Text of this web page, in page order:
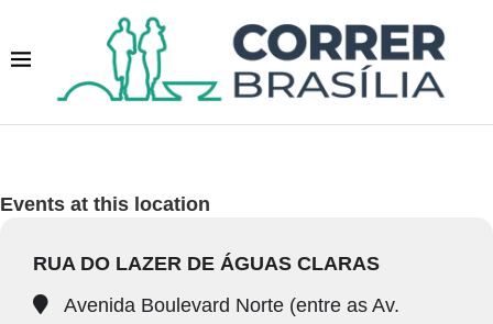
Events at this location
RUA DO LAZER DE ÁGUAS CLARAS
Avenida Boulevard Norte (entre as Av.